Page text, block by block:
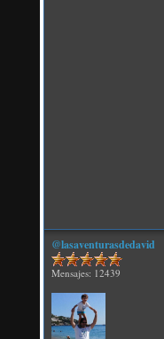
@lasaventurasdedavid
Mensajes: 12439